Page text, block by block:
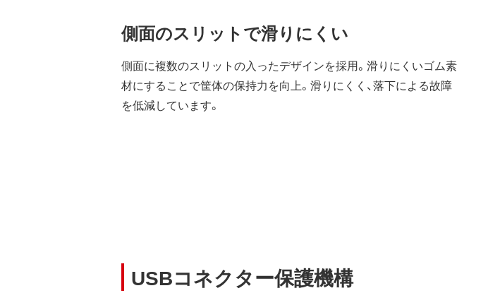
側面のスリットで滑りにくい
側面に複数のスリットの入ったデザインを採用。滑りにくいゴム素
材にすることで筐体の保持力を向上。滑りにくく、落下による故障
を低減しています。
USBコネクター保護機構